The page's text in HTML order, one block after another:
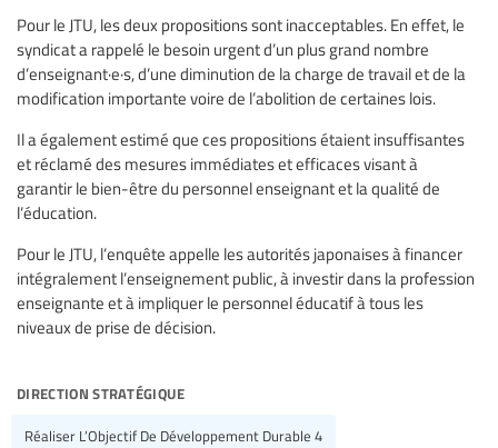
Pour le JTU, les deux propositions sont inacceptables. En effet, le
syndicat a rappelé le besoin urgent d’un plus grand nombre
d’enseignant·e·s, d’une diminution de la charge de travail et de la
modification importante voire de l’abolition de certaines lois.
Il a également estimé que ces propositions étaient insuffisantes
et réclamé des mesures immédiates et efficaces visant à
garantir le bien-être du personnel enseignant et la qualité de
l’éducation.
Pour le JTU, l’enquête appelle les autorités japonaises à financer
intégralement l’enseignement public, à investir dans la profession
enseignante et à impliquer le personnel éducatif à tous les
niveaux de prise de décision.
direction stratégique
Réaliser L’Objectif De Développement Durable 4